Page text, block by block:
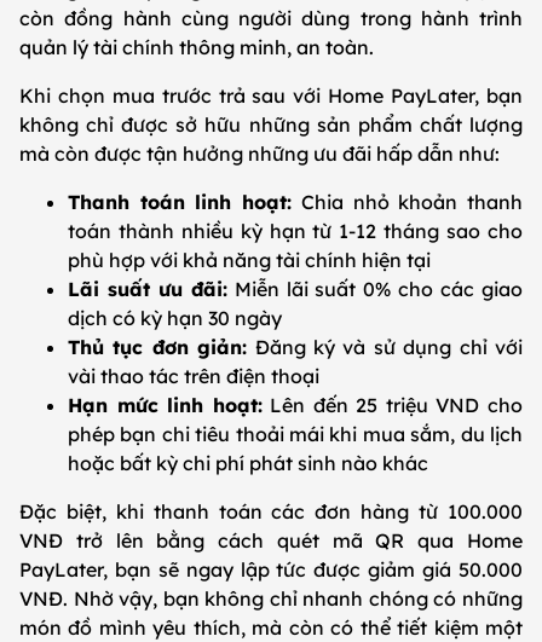
còn đồng hành cùng người dùng trong hành trình
quản lý tài chính thông minh, an toàn.
Khi chọn mua trước trả sau với Home PayLater, bạn
không chỉ được sở hữu những sản phẩm chất lượng
mà còn được tận hưởng những ưu đãi hấp dẫn như:
Thanh toán linh hoạt: Chia nhỏ khoản thanh
toán thành nhiều kỳ hạn từ 1-12 tháng sao cho
phù hợp với khả năng tài chính hiện tại
Lãi suất ưu đãi:Miễn lãi suất 0% cho các giao
dịch có kỳ hạn 30 ngày
Thủ tục đơn giản: Đăng ký và sử dụng chỉ với
vài thao tác trên điện thoại
Hạn mức linh hoạt:Lên đến 25 triệu VND cho
phép bạn chi tiêu thoải mái khi mua sắm, du lịch
hoặc bất kỳ chi phí phát sinh nào khác
Đặc biệt, khi thanh toán các đơn hàng từ 100.000
VNĐ trở lên bằng cách quét mã QR qua Home
PayLater, bạn sẽ ngay lập tức được giảm giá 50.000
VNĐ. Nhờ vậy, bạn không chỉ nhanh chóng có những
món đồ mình yêu thích, mà còn có thể tiết kiệm một